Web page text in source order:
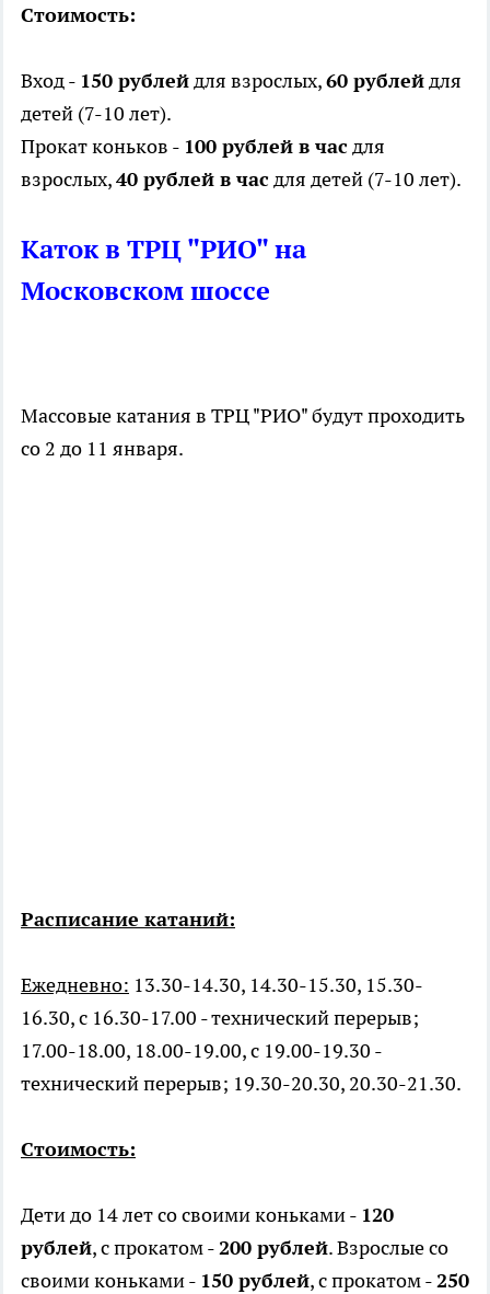
Стоимость:
Вход - 150 рублейдля взрослых,60 рублейдля
детей (7-10 лет).
Прокат коньков - 100 рублей в час для
взрослых,40 рублей в час для детей (7-10 лет).
Каток в ТРЦ "РИО" на
Московском шоссе
Массовые катания в ТРЦ "РИО" будут проходить
со 2 до 11 января.
Расписание катаний:
Ежедневно: 13.30-14.30, 14.30-15.30, 15.30-
16.30, с 16.30-17.00 - технический перерыв;
17.00-18.00, 18.00-19.00, с 19.00-19.30 -
технический перерыв; 19.30-20.30, 20.30-21.30.
Стоимость:
Дети до 14 лет со своими коньками - 120
рублей, с прокатом -200 рублей. Взрослые со
своими коньками - 150 рублей, с прокатом -250